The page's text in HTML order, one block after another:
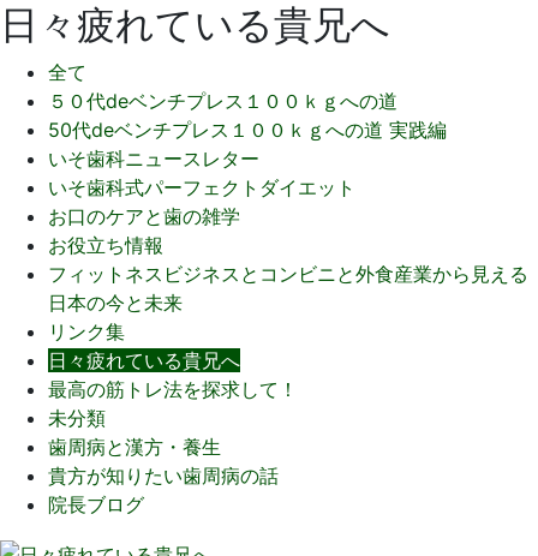
日々疲れている貴兄へ
全て
５０代deベンチプレス１００ｋｇへの道
50代deベンチプレス１００ｋｇへの道 実践編
いそ歯科ニュースレター
いそ歯科式パーフェクトダイエット
お口のケアと歯の雑学
お役立ち情報
フィットネスビジネスとコンビニと外食産業から見える
日本の今と未来
リンク集
日々疲れている貴兄へ
最高の筋トレ法を探求して！
未分類
歯周病と漢方・養生
貴方が知りたい歯周病の話
院長ブログ